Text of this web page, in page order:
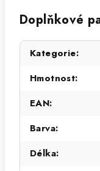
Doplňkové
Kategorie:
Hmotnost:
EAN:
Barva:
Délka: